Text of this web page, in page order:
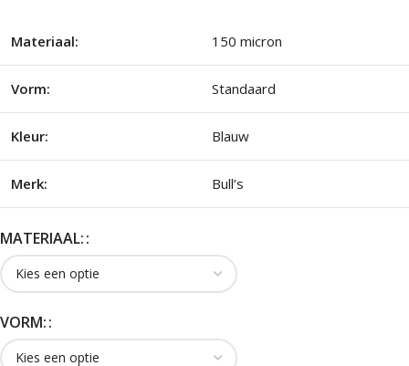
Materiaal: 150 micron
Vorm: Standaard
Kleur: Blauw
Merk: Bull’s
MATERIAAL:
VORM: